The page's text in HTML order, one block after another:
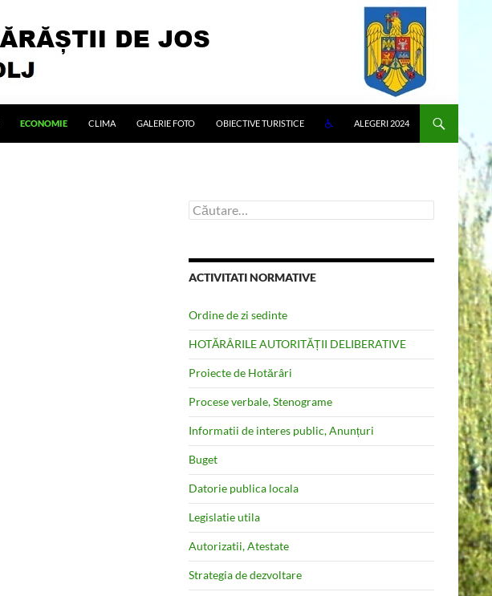
ECONOMIE CLIMA GALERIE FOTO OBIECTIVE TURISTICE ALEGERI 2024
Caută
după:
ACTIVITATI NORMATIVE
Ordine de zi sedinte
HOTĂRÂRILE AUTORITĂȚII DELIBERATIVE
Proiecte de Hotărâri
Procese verbale, Stenograme
Informatii de interes public, Anunțuri
Buget
Datorie publica locala
Legislatie utila
Autorizatii, Atestate
Strategia de dezvoltare